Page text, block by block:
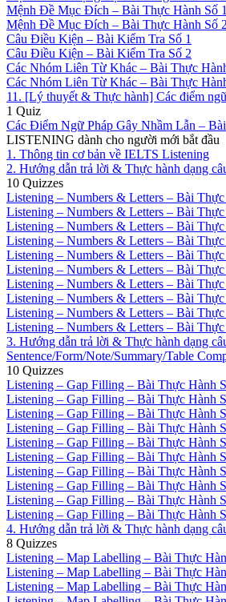
Mệnh Đề Mục Đích – Bài Thực Hành Số 1
Mệnh Đề Mục Đích – Bài Thực Hành Số
Câu Điều Kiện – Bài Kiểm Tra Số 1
Câu Điều Kiện – Bài Kiểm Tra Số 2
Các Nhóm Liên Từ Khác – Bài Thực
Các Nhóm Liên Từ Khác – Bài Thực
11. [Lý thuyết & Thực hành] Các điểm
1 Quiz
Các Điểm Ngữ Pháp Gây Nhầm Lẫn –
LISTENING dành cho người mới bắt đầu
1. Thông tin cơ bản về IELTS Listening
2. Hướng dẫn trả lời & Thực hành dạng
10 Quizzes
Listening – Numbers & Letters – Bài
Listening – Numbers & Letters – Bài
Listening – Numbers & Letters – Bài
Listening – Numbers & Letters – Bài
Listening – Numbers & Letters – Bài
Listening – Numbers & Letters – Bài
Listening – Numbers & Letters – Bài
Listening – Numbers & Letters – Bài
Listening – Numbers & Letters – Bài
Listening – Numbers & Letters – Bài
3. Hướng dẫn trả lời & Thực hành dạng
Sentence/Form/Note/Summary/Table
10 Quizzes
Listening – Gap Filling – Bài Thực Hành
Listening – Gap Filling – Bài Thực Hành
Listening – Gap Filling – Bài Thực Hành
Listening – Gap Filling – Bài Thực Hành
Listening – Gap Filling – Bài Thực Hành
Listening – Gap Filling – Bài Thực Hành
Listening – Gap Filling – Bài Thực Hành
Listening – Gap Filling – Bài Thực Hành
Listening – Gap Filling – Bài Thực Hành
Listening – Gap Filling – Bài Thực Hành
4. Hướng dẫn trả lời & Thực hành dạng
8 Quizzes
Listening – Map Labelling – Bài Thực
Listening – Map Labelling – Bài Thực
Listening – Map Labelling – Bài Thực